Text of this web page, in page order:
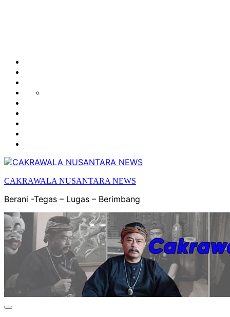
POLITIK
BUDAYA
CAKRAWALA NUSANTARA NEWS
Berani -Tegas – Lugas – Berimbang